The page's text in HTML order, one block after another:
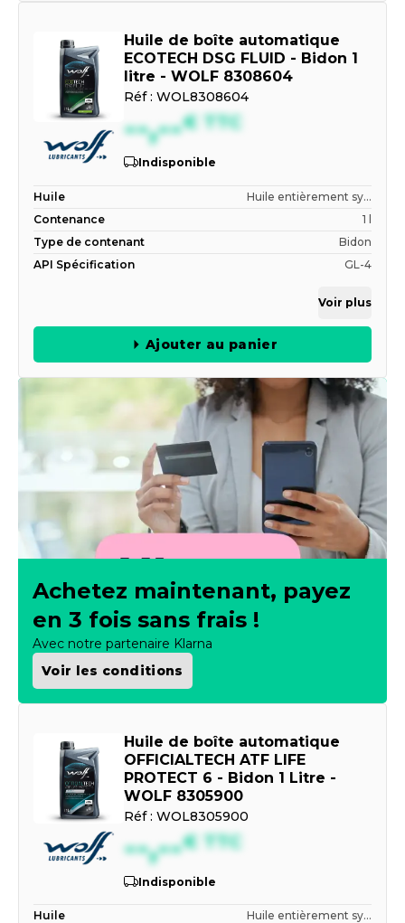
Huile de boîte automatique
ECOTECH DSG FLUID - Bidon 1
litre - WOLF 8308604
Réf : WOL8308604
--,--€ TTC
Indisponible
Huile
Huile entièrement sy...
Contenance
1 l
Type de contenant
Bidon
API Spécification
GL-4
Voir plus
Ajouter au panier
Achetez maintenant, payez
en 3 fois sans frais !
Avec notre partenaire Klarna
Voir les conditions
Huile de boîte automatique
OFFICIALTECH ATF LIFE
PROTECT 6 - Bidon 1 Litre -
WOLF 8305900
Réf : WOL8305900
--,--€ TTC
Indisponible
Huile
Huile entièrement sy...